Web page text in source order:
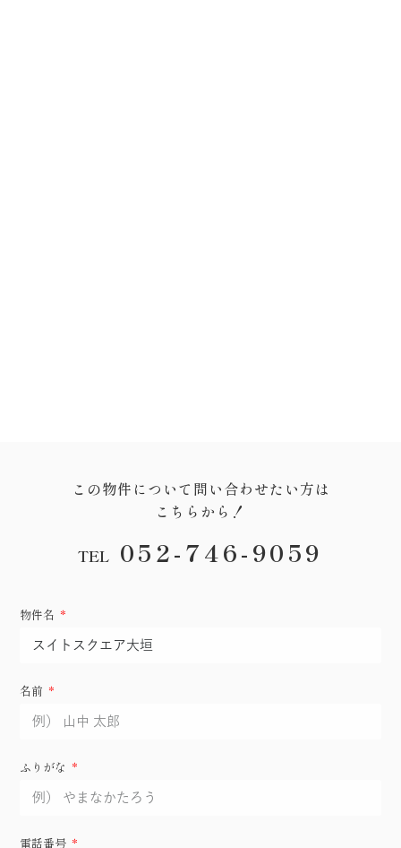
この物件について問い合わせたい方は
こちらから！
TEL 052-746-9059
物件名
名前
ふりがな
電話番号